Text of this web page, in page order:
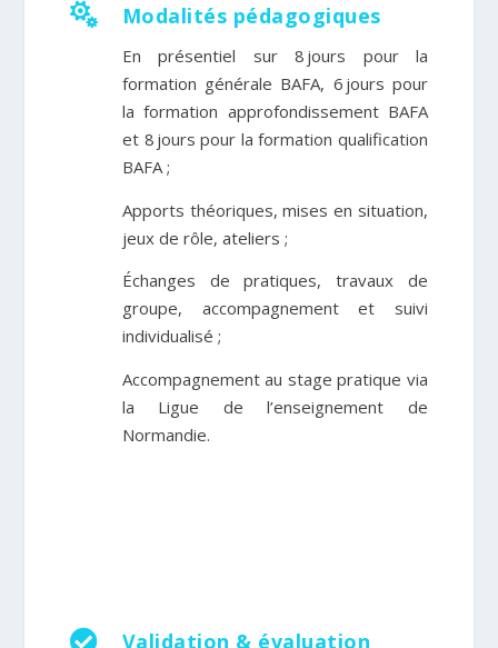
 Modalités pédagogiques
En présentiel sur 8 jours pour la
formation générale BAFA, 6 jours pour
la formation approfondissement BAFA
et 8 jours pour la formation qualification
BAFA ;
Apports théoriques, mises en situation,
jeux de rôle, ateliers ;
Échanges de pratiques, travaux de
groupe, accompagnement et suivi
individualisé ;
Accompagnement au stage pratique via
la Ligue de l’enseignement de
Normandie.
 Validation & évaluation